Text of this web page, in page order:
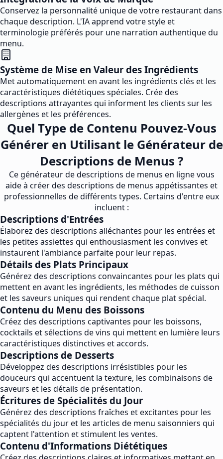
Conservez la personnalité unique de votre restaurant dans
chaque description. L'IA apprend votre style et
terminologie préférés pour une narration authentique du
menu.
Système de Mise en Valeur des Ingrédients
Met automatiquement en avant les ingrédients clés et les
caractéristiques diététiques spéciales. Crée des
descriptions attrayantes qui informent les clients sur les
allergènes et les préférences.
Quel Type de Contenu Pouvez-Vous
Générer en Utilisant le Générateur de
Descriptions de Menus ?
Ce générateur de descriptions de menus en ligne vous
aide à créer des descriptions de menus appétissantes et
professionnelles de différents types. Certains d'entre eux
incluent :
Descriptions d'Entrées
Élaborez des descriptions alléchantes pour les entrées et
les petites assiettes qui enthousiasment les convives et
instaurent l'ambiance parfaite pour leur repas.
Détails des Plats Principaux
Générez des descriptions convaincantes pour les plats qui
mettent en avant les ingrédients, les méthodes de cuisson
et les saveurs uniques qui rendent chaque plat spécial.
Contenu du Menu des Boissons
Créez des descriptions captivantes pour les boissons,
cocktails et sélections de vins qui mettent en lumière leurs
caractéristiques distinctives et accords.
Descriptions de Desserts
Développez des descriptions irrésistibles pour les
douceurs qui accentuent la texture, les combinaisons de
saveurs et les détails de présentation.
Écritures de Spécialités du Jour
Générez des descriptions fraîches et excitantes pour les
spécialités du jour et les articles de menu saisonniers qui
captent l'attention et stimulent les ventes.
Contenu d'Informations Diététiques